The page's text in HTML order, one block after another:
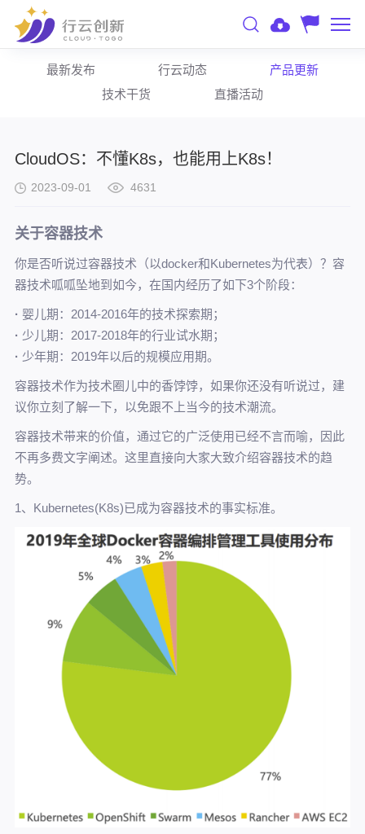
最新发布 行云动态
产品更新
技术干货
直播活动
CloudOS：不懂K8s，也能用上K8s！
2023-09-01 4631
关于容器技术
你是否听说过容器技术（以docker和Kubernetes为代表）？容
器技术呱呱坠地到如今，在国内经历了如下3个阶段：
· 婴儿期：2014-2016年的技术探索期；
· 少儿期：2017-2018年的行业试水期；
· 少年期：2019年以后的规模应用期。
容器技术作为技术圈儿中的香饽饽，如果你还没有听说过，建
议你立刻了解一下，以免跟不上当今的技术潮流。
容器技术带来的价值，通过它的广泛使用已经不言而喻，因此
不再多费文字阐述。这里直接向大家大致介绍容器技术的趋
势。
1、Kubernetes(K8s)已成为容器技术的事实标准。